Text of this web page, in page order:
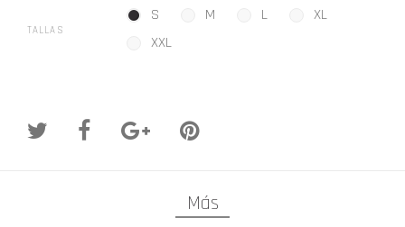
TALLAS
S M L
XL
XXL
Más